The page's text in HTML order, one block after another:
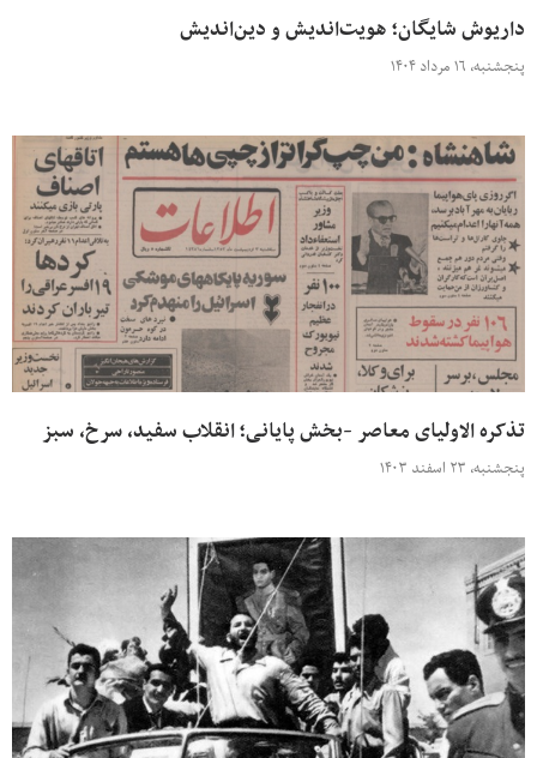
داریوش شایگان؛ هویت‌اندیش و دین‌اندیش
پنجشنبه، ۱۶ مرداد ۱۴۰۴
تذکره الاولیای معاصر -بخش پایانی؛ انقلاب سفید، سرخ، سبز
پنجشنبه، ۲۳ اسفند ۱۴۰۳